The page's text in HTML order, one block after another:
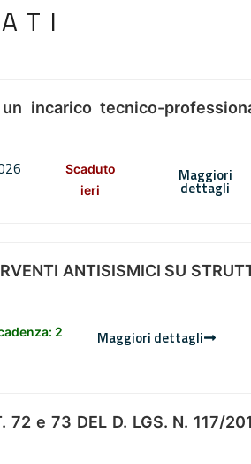
incarico tecnico-
Scaduto
ieri
Maggiori
dettagli
ANTISISMICI SU
2 Maggiori dettagli
72 e 73 DEL D. LGS. N. 117/